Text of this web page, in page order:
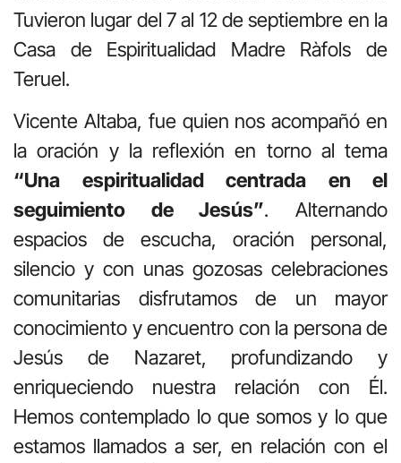
Tuvieron lugar del 7 al 12 de septiembre en la
Casa de Espiritualidad Madre Ràfols de
Teruel.
Vicente Altaba, fue quien nos acompañó en
la oración y la reflexión en torno al tema
“Una espiritualidad centrada en el
seguimiento de Jesús”. Alternando
espacios de escucha, oración personal,
silencio y con unas gozosas celebraciones
comunitarias disfrutamos de un mayor
conocimiento y encuentro con la persona de
Jesús de Nazaret, profundizando y
enriqueciendo nuestra relación con Él.
Hemos contemplado lo que somos y lo que
estamos llamados a ser, en relación con el